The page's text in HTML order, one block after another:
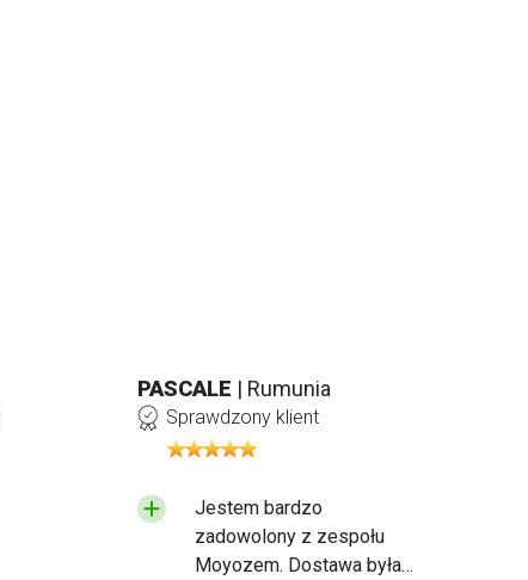
PASCALE | Rumunia
Sprawdzony klient
Jestem bardzo
zadowolony z zespołu
Moyozem. Dostawa była